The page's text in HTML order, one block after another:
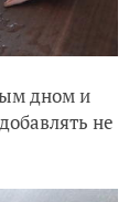
дном и
не